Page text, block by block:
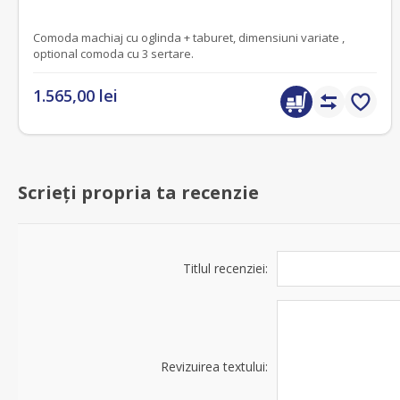
Comoda machiaj cu oglinda + taburet, dimensiuni variate ,
optional comoda cu 3 sertare.
1.565,00 lei
Scrieți propria ta recenzie
Titlul recenziei:
Revizuirea textului: